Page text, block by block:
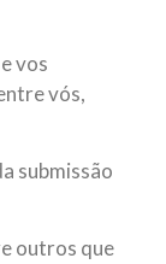
vos
vós,
submissão
outros que